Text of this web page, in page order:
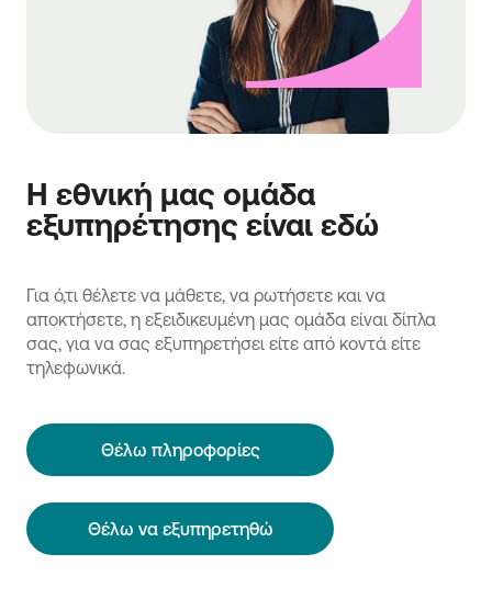
Η εθνική μας ομάδα
εξυπηρέτησης είναι εδώ
Για ό,τι θέλετε να μάθετε, να ρωτήσετε και να
αποκτήσετε, η εξειδικευμένη μας ομάδα είναι δίπλα
σας, για να σας εξυπηρετήσει είτε από κοντά είτε
τηλεφωνικά.
Θέλω πληροφορίες
Θέλω να εξυπηρετηθώ